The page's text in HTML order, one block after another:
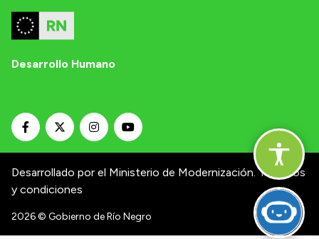
Desarrollo Humano
Desarrollado por el Ministerio de Modernización. Términos
y condiciones
2026© Gobierno de Río Negro